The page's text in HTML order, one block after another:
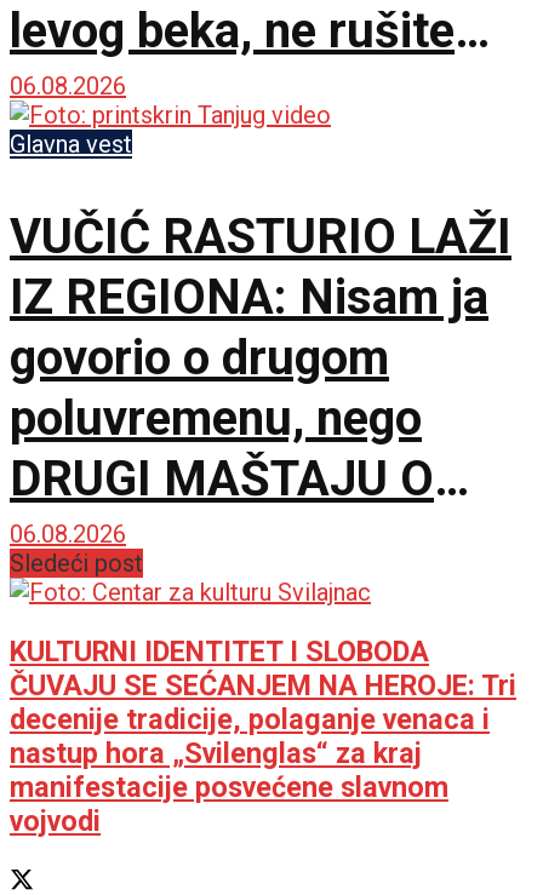
levog beka, ne rušite
sopstveni klub!
06.08.2026
Glavna vest
VUČIĆ RASTURIO LAŽI
IZ REGIONA: Nisam ja
govorio o drugom
poluvremenu, nego
DRUGI MAŠTAJU O
NJEMU
06.08.2026
Sledeći post
KULTURNI IDENTITET I SLOBODA
ČUVAJU SE SEĆANJEM NA HEROJE: Tri
decenije tradicije, polaganje venaca i
nastup hora „Svilenglas“ za kraj
manifestacije posvećene slavnom
vojvodi